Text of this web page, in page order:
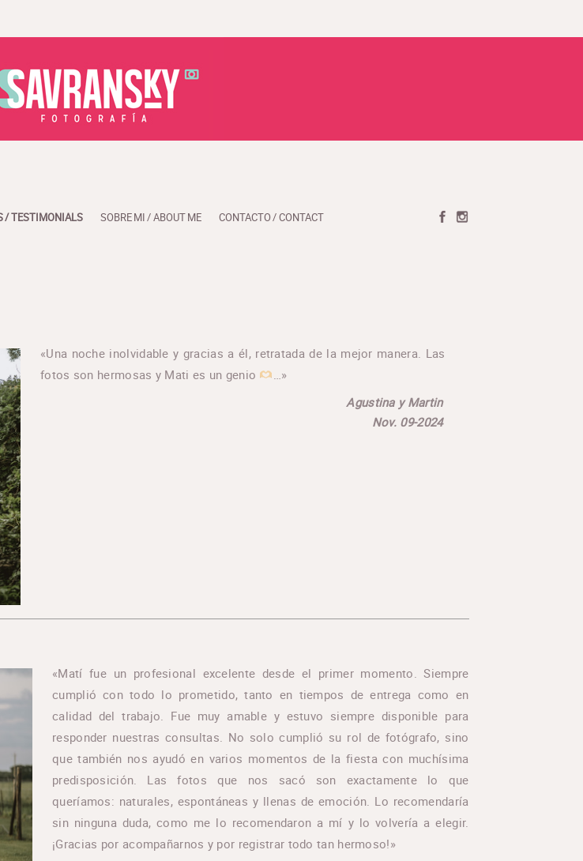
/ TESTIMONIALS SOBRE MI / ABOUT ME CONTACTO / CONTACT
«Una noche inolvidable y gracias a él, retratada de la mejor manera. Las
fotos son hermosas y Mati es un genio
…»
Agustina y Martin
Nov. 09-2024
«Matí fue un profesional excelente desde el primer momento. Siempre
cumplió con todo lo prometido, tanto en tiempos de entrega como en
calidad del trabajo. Fue muy amable y estuvo siempre disponible para
responder nuestras consultas. No solo cumplió su rol de fotógrafo, sino
que también nos ayudó en varios momentos de la fiesta con muchísima
predisposición. Las fotos que nos sacó son exactamente lo que
queríamos: naturales, espontáneas y llenas de emoción. Lo recomendaría
sin ninguna duda, como me lo recomendaron a mí y lo volvería a elegir.
¡Gracias por acompañarnos y por registrar todo tan hermoso!»